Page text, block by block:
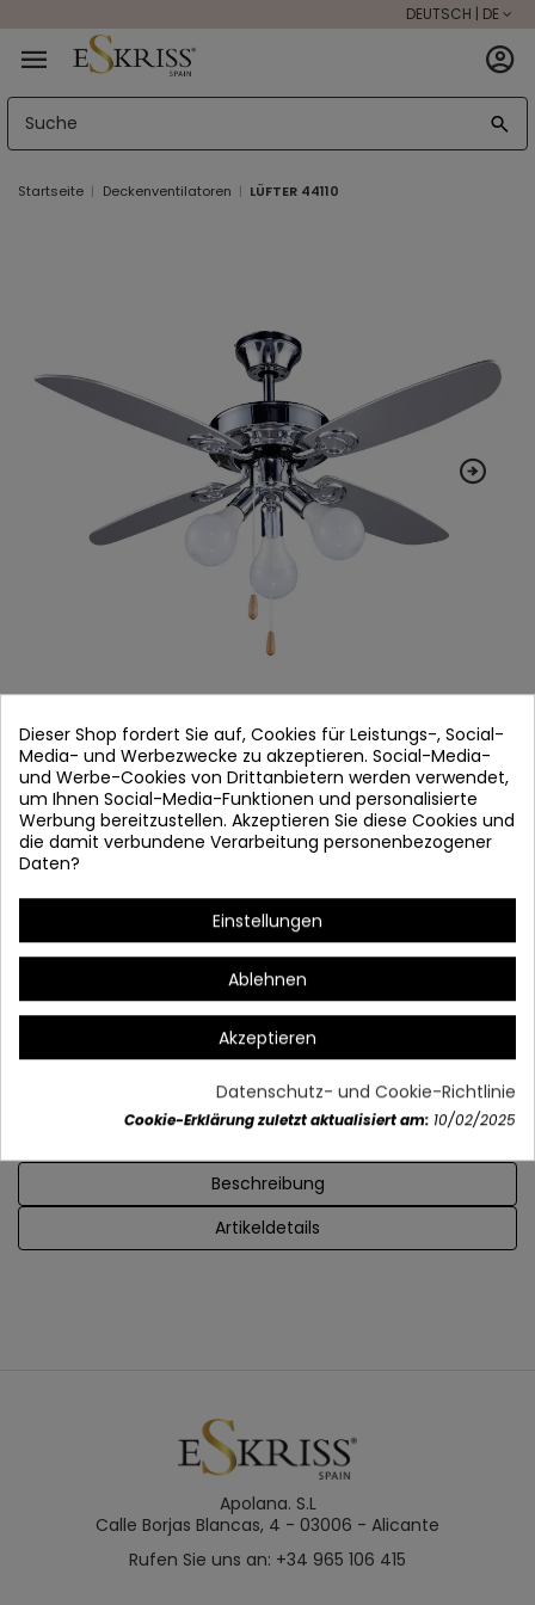
DEUTSCH | DE
Startseite Deckenventilatoren LÜFTER 44110
LÜFTER 44110
Artikel-Nr. 44110
Auf Lager
Palas: 4 reversible Klingen silber/haya Holz
Karosserie: Aluminium chrom Farbe
Bulb: 3 x E27 (nicht enthalten)
Leistungseingang: 230V/50Hz
Sommer-Winter-Position ( manueller Wechsel)
Beschreibung
Artikeldetails
Apolana. S.L
Calle Borjas Blancas, 4 - 03006 - Alicante
Rufen Sie uns an: +34 965 106 415
Dieser Shop fordert Sie auf, Cookies für Leistungs-, Social-
Media- und Werbezwecke zu akzeptieren. Social-Media-
und Werbe-Cookies von Drittanbietern werden verwendet,
um Ihnen Social-Media-Funktionen und personalisierte
Werbung bereitzustellen. Akzeptieren Sie diese Cookies und
die damit verbundene Verarbeitung personenbezogener
Daten?
Einstellungen
Ablehnen
Akzeptieren
Datenschutz- und Cookie-Richtlinie
Cookie-Erklärung zuletzt aktualisiert am: 10/02/2025